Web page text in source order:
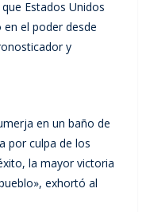
Estados Unidos
el poder desde
y
en un baño de
por culpa de los
la mayor victoria
exhortó al